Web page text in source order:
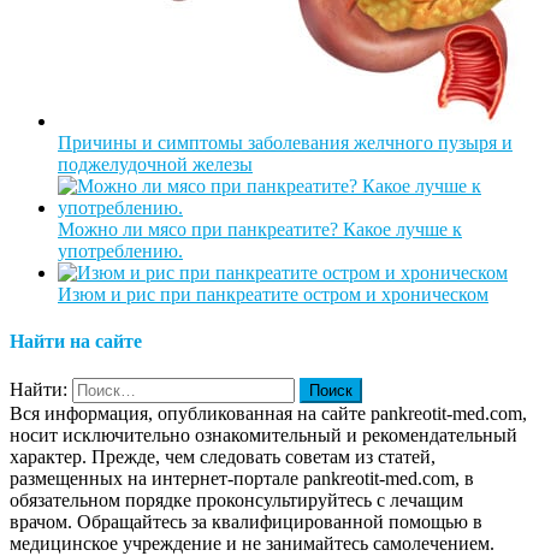
Причины и симптомы заболевания желчного пузыря и
поджелудочной железы
Можно ли мясо при панкреатите? Какое лучше к
употреблению.
Изюм и рис при панкреатите остром и хроническом
Найти на сайте
Найти:
Вся информация, опубликованная на сайте pankreotit-med.com,
носит исключительно ознакомительный и рекомендательный
характер. Прежде, чем следовать советам из статей,
размещенных на интернет-портале pankreotit-med.com, в
обязательном порядке проконсультируйтесь с лечащим
врачом. Обращайтесь за квалифицированной помощью в
медицинское учреждение и не занимайтесь самолечением.